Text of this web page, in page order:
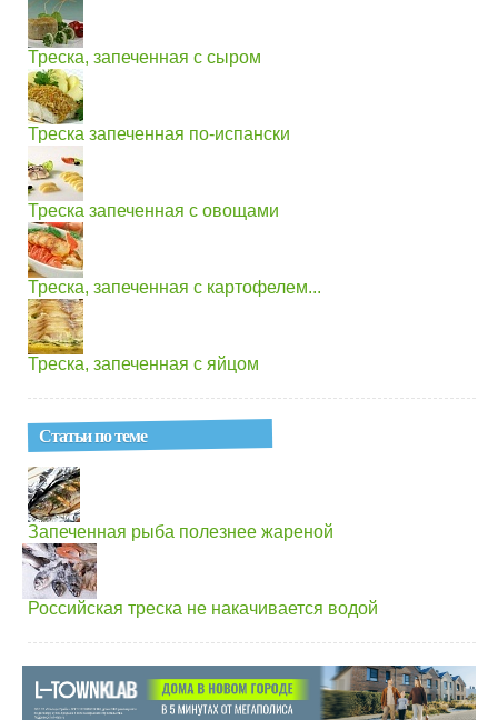
Треска, запеченная с сыром
Треска запеченная по-испански
Треска запеченная с овощами
Треска, запеченная с картофелем...
Треска, запеченная с яйцом
Статьи по теме
Запеченная рыба полезнее жареной
Российская треска не накачивается водой